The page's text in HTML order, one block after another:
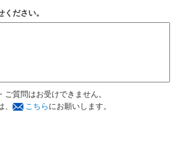
ださい。
質問はお受けできません。
こちら にお願いします。